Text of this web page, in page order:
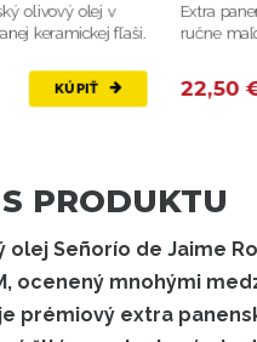
olivový olej v
keramickej fľaši.
KÚPIŤ
Extra
ručne
22,50 €
PRODUKTU
olej Señorío de Jaime
ocenený mnohými
prémiový extra